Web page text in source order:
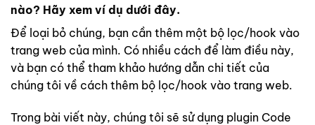
nào? Hãy xem ví dụ dưới đây.
Để loại bỏ chúng, bạn cần thêm một bộ lọc/hook vào
trang web của mình. Có nhiều cách để làm điều này,
và bạn có thể tham khảo hướng dẫn chi tiết của
chúng tôi về cách thêm bộ lọc/hook vào trang web.
Trong bài viết này, chúng tôi sẽ sử dụng plugin Code